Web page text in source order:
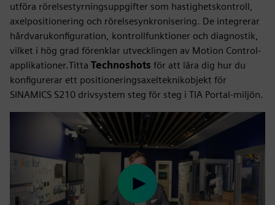
utföra rörelsestyrningsuppgifter som hastighetskontroll,
axelpositionering och rörelsesynkronisering. De integrerar
hårdvarukonfiguration, kontrollfunktioner och diagnostik,
vilket i hög grad förenklar utvecklingen av Motion Control-
applikationer.Titta Technoshots för att lära dig hur du
konfigurerar ett positioneringsaxelteknikobjekt för
SINAMICS S210 drivsystem steg för steg i TIA Portal-miljön.
Play